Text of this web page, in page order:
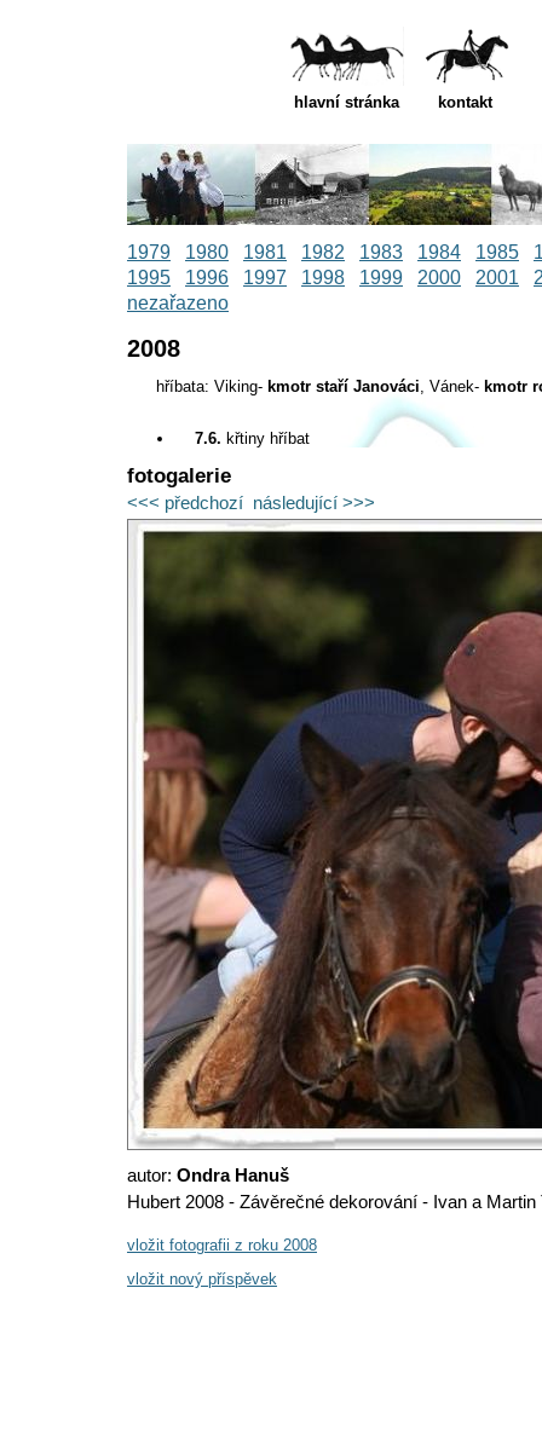
hlavní stránka kontakt
1979 1980 1981 1982 1983 1984 1985
1995
1996 1997 1998 1999 2000 2001
nezařazeno
2008
hříbata: Viking- kmotr staří Janováci, Vánek- kmotr
7.6. křtiny hříbat
fotogalerie
<<< předchozí následující >>>
autor: Ondra Hanuš
Hubert 2008 - Závěrečné dekorování - Ivan a Martin
vložit fotografii z roku 2008
vložit nový příspěvek